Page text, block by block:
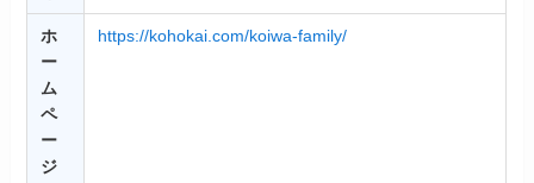
ホ
ー
ム
ペ
ー
ジ
https://kohokai.com/koiwa-family/